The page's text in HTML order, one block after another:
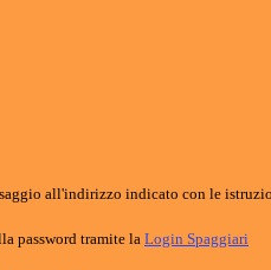
all'indirizzo indicato con le
password tramite la Login Spaggiari